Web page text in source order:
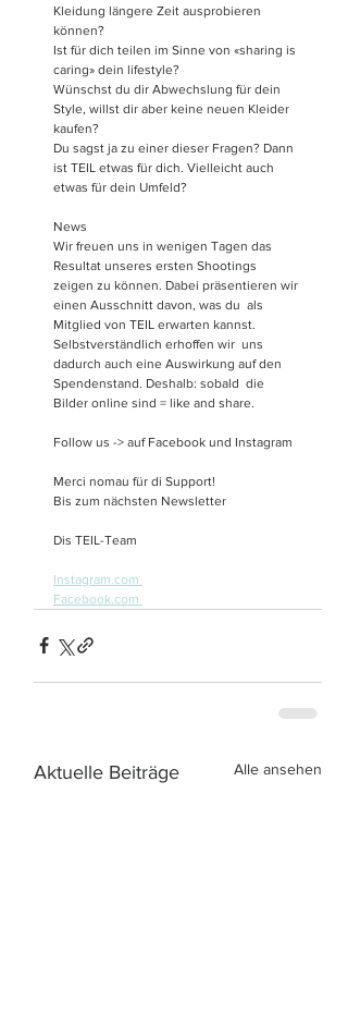
Kleidung längere Zeit ausprobieren
können?
Ist für dich teilen im Sinne von «sharing is
caring» dein lifestyle?
Wünschst du dir Abwechslung für dein
Style, willst dir aber keine neuen Kleider
kaufen?
Du sagst ja zu einer dieser Fragen? Dann
ist TEIL etwas für dich. Vielleicht auch
etwas für dein Umfeld?
News
Wir freuen uns in wenigen Tagen das
Resultat unseres ersten Shootings
zeigen zu können. Dabei präsentieren wir
einen Ausschnitt davon, was du  als
Mitglied von TEIL erwarten kannst.
Selbstverständlich erhoffen wir  uns
dadurch auch eine Auswirkung auf den
Spendenstand. Deshalb: sobald  die
Bilder online sind = like and share.
Follow us -> auf Facebook und Instagram
Merci nomau für di Support!
Bis zum nächsten Newsletter
Dis TEIL-Team
Instagram.com
Facebook.com
Aktuelle Beiträge Alle ansehen